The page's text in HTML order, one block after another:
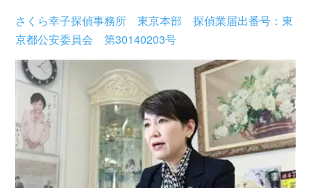
さくら幸子探偵事務所 東京本部 探偵業届出番号：東
京都公安委員会 第30140203号